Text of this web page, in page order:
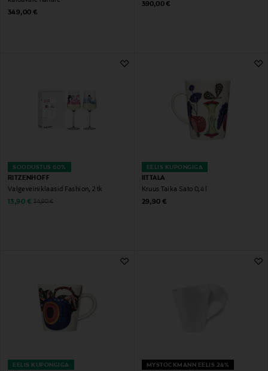
Original Price
349,00 €
Original Price
390,00 €
SOODUSTUS 60%
RITZENHOFF
Valgeveiniklaasid Fashion, 2 tk
Discounted Price
13,90 € Original Price
34,90 €
EELIS KUPONGIGA
IITTALA
Kruus Taika Sato 0,4 l
Original Price
29,90 €
EELIS KUPONGIGA MYSTOCKMANN EELIS 24%